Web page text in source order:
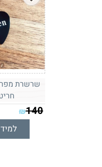
שרשרת
₪140